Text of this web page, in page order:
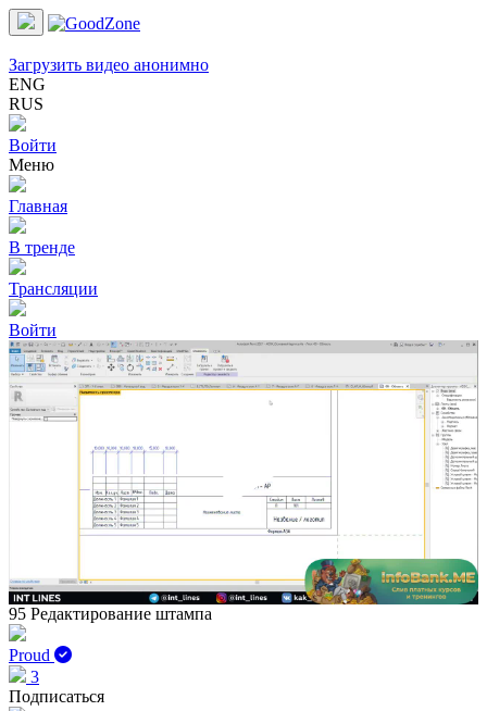
Загрузить видео анонимно
ENG
RUS
Войти
Меню
Главная
В тренде
Трансляции
Войти
Play
95 Редактирование штампа
Proud
3
Подписаться